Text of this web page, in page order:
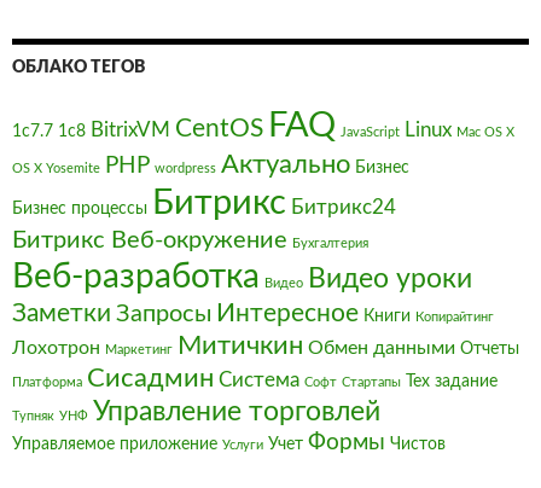
ОБЛАКО ТЕГОВ
1с7.7 1с8 BitrixVM CentOS FAQ JavaScript Linux Mac OS X
OS X Yosemite PHP wordpress Актуально Бизнес
Бизнес процессы Битрикс Битрикс24
Битрикс Веб-окружение Бухгалтерия
Веб-разработка Видео Видео уроки
Заметки Запросы Интересное Книги Копирайтинг
Лохотрон Маркетинг Митичкин Обмен данными Отчеты
Платформа Сисадмин Система Софт Стартапы Тех задание
Тупняк УНФ Управление торговлей
Управляемое приложение Услуги Учет Формы Чистов